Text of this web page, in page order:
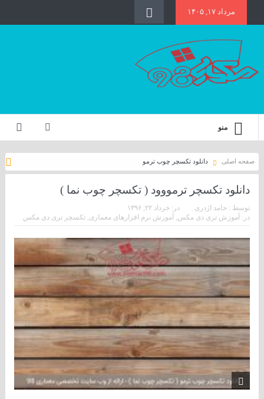
مرداد ۱۷, ۱۴۰۵
منو
صفحه اصلی دانلود تکسچر چوب ترمو
دانلود تکسچر ترمووود ( تکسچر چوب نما )
توسط : حامد اژدری در: خرداد ۲۲, ۱۳۹۶
در: آموزش تری دی مکس آموزش نرم افزارهای معماری تکسچر تری دی مکس